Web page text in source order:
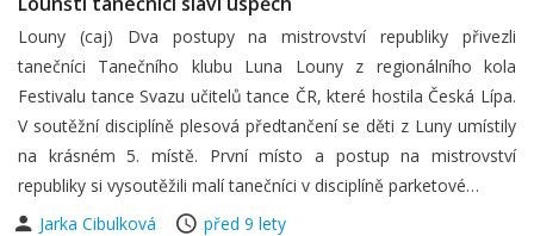
Louny (caj) Dva postupy na mistrovství republiky přivezli
tanečníci Tanečního klubu Luna Louny z regionálního kola
Festivalu tance Svazu učitelů tance ČR, které hostila Česká Lípa.
V soutěžní disciplíně plesová předtančení se děti z Luny umístily
na krásném 5. místě. První místo a postup na mistrovství
republiky si vysoutěžili malí tanečníci v disciplíně parketové…
Jarka Cibulková
před 9 lety